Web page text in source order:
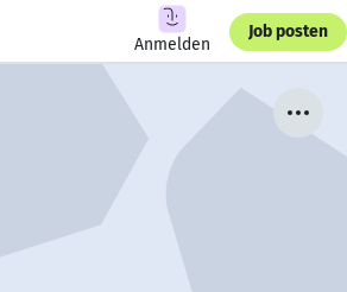
Anmelden
Job posten